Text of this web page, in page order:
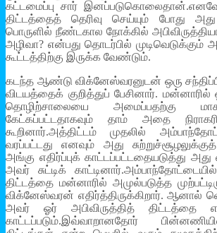
கட்டமைப்பு சார் இனப்படுகொலைதான்.எனவே
திட்டத்தைத் தெரிவு செய்யும் போது
பொருளில் நீண்டகால நோக்கில்
அழிவா? என்பது தொடர்பில் முடிவெடுக்கும்
கூட்டத்திற்கு இருக்க வேண்டும்.
கடந்த ஆண்டு விக்னேஸ்வரனுடன் ஒரு
விடயத்தைக் குறித்துப் பேசினார்.
தொழிற்சாலையை அமைப்பதற்கு
கேட்கப்பட்டதாகவும் தாம் அதை
கூறினார்.அத்திட்டம் முதலில்
வரப்பட்டது எனவும் அது
அங்கு எதிர்ப்புக் காட்டப்பட்டதையடுத்து அது
அவர் சுட்டிக்
திட்டத்தை மன்னாரில் அமுல்படுத்த
விக்னேஸ்வரன் எதிர்த்திருக்கிறார். ஆனால்
அவர் ஓர் அபிவிருத்தித் திட்டத்தை
காட்டப்படும்.இவ்வாறானதோர்